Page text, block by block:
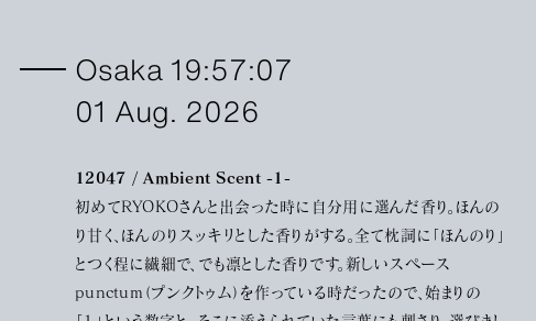
Osaka 19:57:07
01 Aug. 2026
12047 / Ambient Scent -1-
初めてRYOKOさんと出会った時に自分用に選んだ香り。ほんの
り甘く、ほんのりスッキリとした香りがする。全て枕詞に「ほんのり」
とつく程に繊細で、でも凛とした香りです。新しいスペース
punctum（プンクトゥム）を作っている時だったので、始まりの